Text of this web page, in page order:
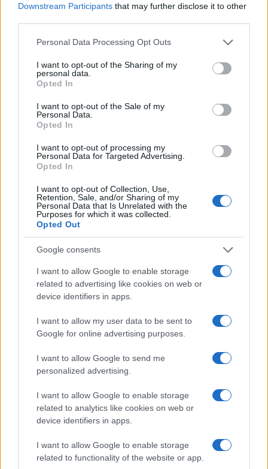
Downstream Participants that may further disclose it to other
Please note that this website/app uses one or more Google
not limited to your visit or usage behaviour. You may click to
grant or deny consent to Google and its third-party tags to
use your data for below specified purposes in below Google
consent section.
Personal Data Processing Opt Outs
I want to opt-out of the Sharing of my
personal data.
Opted In
I want to opt-out of the Sale of my
Personal Data.
Opted In
I want to opt-out of processing my
Personal Data for Targeted Advertising.
Opted In
I want to opt-out of Collection, Use,
Retention, Sale, and/or Sharing of my
Personal Data that Is Unrelated with the
Purposes for which it was collected.
Opted Out
Google consents
I want to allow Google to enable storage
related to advertising like cookies on web or
device identifiers in apps.
I want to allow my user data to be sent to
Google for online advertising purposes.
I want to allow Google to send me
personalized advertising.
I want to allow Google to enable storage
related to analytics like cookies on web or
device identifiers in apps.
I want to allow Google to enable storage
related to functionality of the website or app.
Οι άνθρωποι, οι αυθεντικές ιστορίες,
το ελληνικό καλοκαίρι και ένας
πολιτισμός που μας ενώνει κάθε μέρα.
ΟΣΑ ΧΡΕΙΑΖΕΣΑΙ
ΤΟ ΠΑΡΟΝ ΤΗΣ ΚΥΡΙΑΚΗΣ